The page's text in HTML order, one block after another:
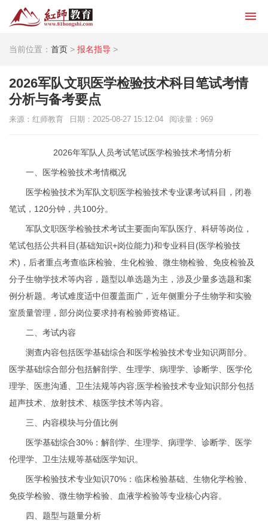
当前位置： 首页 > 报名指导 >
2026军队文职医学检验技术科目笔试考情
分析与备考要点
来源：红师教育 日期：2025-08-27 15:12:04 阅读量： 969
2026年军队人员考试笔试医学检验技术考情分析
一、医学检验技术考情概况
医学检验技术为军队文职医学检验技术专业课考试科目，闭卷
笔试，120分钟，共100分。
军队文职医学检验技术考试主要面向军队医疗、科研等岗位，
笔试包括公共科目(基础知识+岗位能力)和专业科目(医学检验技
术)，后者重点考查临床检验、生化检验、微生物检验、免疫检验及
分子生物学技术等内容，题型以单选题为主，涉及少量多选题和案
例分析题。考试难度适中但覆盖面广，近年侧重分子生物学和实验
室质量管理，部分岗位要求持有检验师资格证。
二、考试内容
测查内容包括医学基础综合和医学检验技术专业知识两部分。
医学基础综合部分包括解剖学、生理学、病理学、诊断学、医学伦
理学、医患沟通、卫生法规等内容;医学检验技术专业知识部分包括
超声技术、放射技术、核医学技术等内容。
三、内容模块与分值比例
医学基础综合30%：解剖学、生理学、病理学、诊断学、医学
伦理学、卫生法规等基础医学知识。
医学检验技术专业知识70%：临床检验基础、生物化学检验、
免疫学检验、微生物学检验、血液学检验等专业核心内容。
四、题型与题量分析